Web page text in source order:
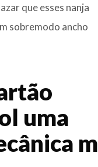
que esses nanja
sobremodo ancho
uma